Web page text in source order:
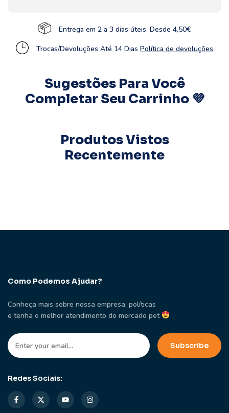
Entrega em 2 a 3 dias úteis. Desde 4,50€
Trocas/Devoluções Até 14 Dias Política de devoluções
Sugestões Para Você
Completar Seu Carrinho 💜
Produtos Vistos
Recentemente
Como Podemos Ajudar?
Conheça mais sobre nossa empresa, políticas
e tenha o melhor atendimento do mercado pet
Redes Sociais: